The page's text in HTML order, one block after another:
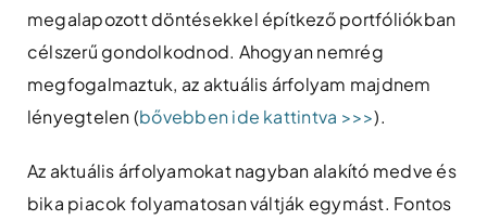
megalapozott döntésekkel építkező portfóliókban
célszerű gondolkodnod. Ahogyan nemrég
megfogalmaztuk, az aktuális árfolyam majdnem
lényegtelen (bővebben ide kattintva >>>).
Az aktuális árfolyamokat nagyban alakító medve és
bika piacok folyamatosan váltják egymást. Fontos